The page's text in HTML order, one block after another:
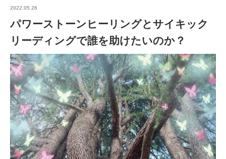
2022.05.26
パワーストーンヒーリングとサイキック
リーディングで誰を助けたいのか？